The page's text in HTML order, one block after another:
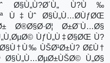
Ø§Ù„Ù?Ø´Ù„ Ù?Ù‰
Ù‡Ùˆ Ø§Ù„Ù…Ø­ÙƒØŒ
Ø®Ø§Ø·Ø¦ Ø±Ø¨Ù…Ø§
ÙƒÙ„Ù‡Ø§ØŒ Ù?
ÙŠØ¹Ø±Ù? Ø£Ù†
Ø§Ù„Ù…ØµØ±ÙŠØ© Ù„Ø§